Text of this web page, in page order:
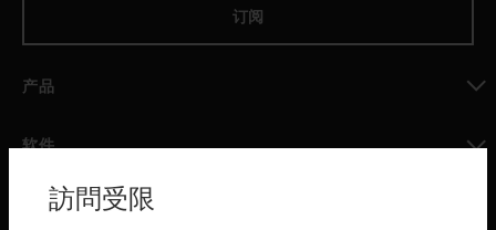
订阅
产品
软件
toggle view
服务訪問受限